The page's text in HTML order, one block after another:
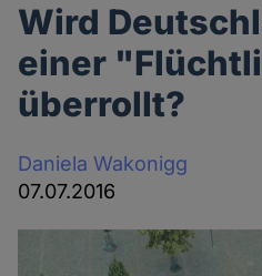
Wird
einer
überrollt?
Daniela Wakonigg
07.07.2016